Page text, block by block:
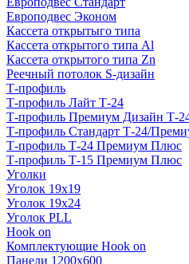
Европодвес Эконом
Кассета открытыго типа
Кассета открытого типа Al
Кассета открытого типа Zn
Реечный потолок S-дизайн
Т-профиль
Т-профиль Лайт Т-24
Т-профиль Премиум Дизайн Т-
Т-профиль Стандарт Т-24/
Т-профиль Т-24 Премиум Плюс
Т-профиль Т-15 Премиум Плюс
Уголки
Уголок 19х19
Уголок 19х24
Уголок PLL
Hook on
Комплектующие Hook on
Панели 1200х600